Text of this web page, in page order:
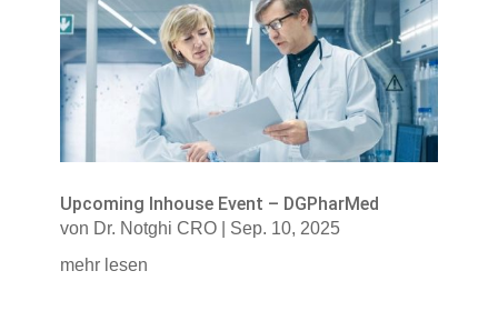
Upcoming Inhouse Event – DGPharMed
von Dr. Notghi CRO| Sep. 10, 2025
mehr lesen